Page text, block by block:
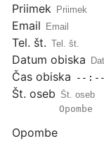
Priimek
Email
Tel. št.
Datum obiska
Čas obiska
Št. oseb
Opombe